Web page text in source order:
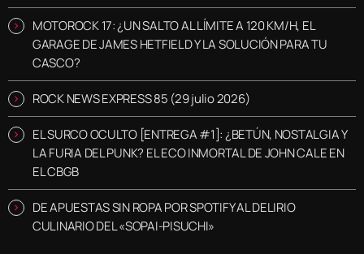
MOTOROCK 17: ¿UN SALTO AL LÍMITE A 120 KM/H, EL
GARAGE DE JAMES HETFIELD Y LA SOLUCIÓN PARA TU
CASCO?
ROCK NEWS EXPRESS 85 (29 julio 2026)
EL SURCO OCULTO [ENTREGA #1]: ¿BETÚN, NOSTALGIA Y
LA FURIA DEL PUNK? EL ECO INMORTAL DE JOHN CALE EN
EL CBGB
DE APUESTAS SIN ROPA POR SPOTIFY AL DELIRIO
CULINARIO DEL «SOPAI-PISUCHI»